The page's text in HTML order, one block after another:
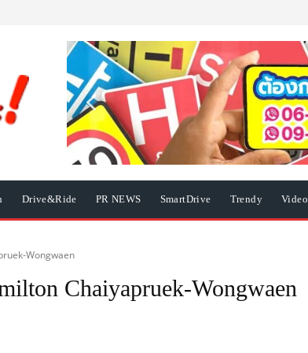
Drive&Ride PR NEWS SmartDrive Trendy Video
Wongwaen
Chaiyapruek-Wongwaen